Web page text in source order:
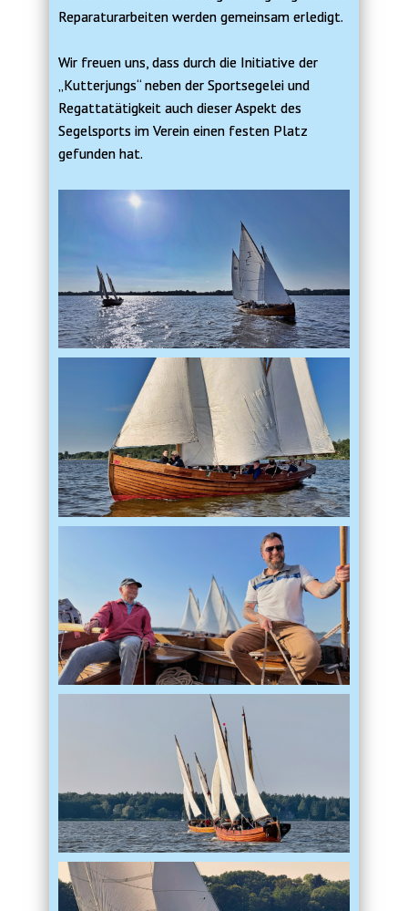
Reparaturarbeiten werden gemeinsam erledigt.
Wir freuen uns, dass durch die Initiative der
„Kutterjungs“ neben der Sportsegelei und
Regattatätigkeit auch dieser Aspekt des
Segelsports im Verein einen festen Platz
gefunden hat.